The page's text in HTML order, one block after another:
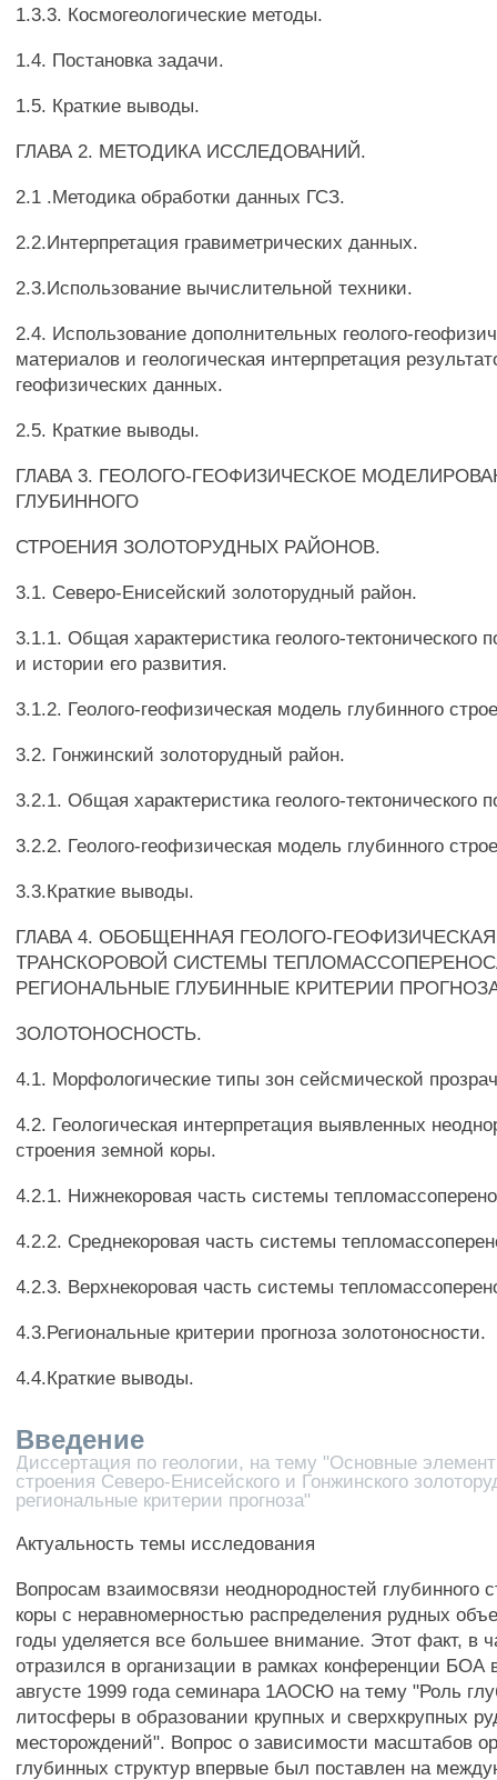
1.3.3. Космогеологические методы.
1.4. Постановка задачи.
1.5. Краткие выводы.
ГЛАВА 2. МЕТОДИКА ИССЛЕДОВАНИЙ.
2.1 .Методика обработки данных ГСЗ.
2.2.Интерпретация гравиметрических данных.
2.3.Использование вычислительной техники.
2.4. Использование дополнительных геолого-
материалов и геологическая интерпретация
геофизических данных.
2.5. Краткие выводы.
ГЛАВА 3. ГЕОЛОГО-ГЕОФИЗИЧЕСКОЕ
ГЛУБИННОГО
СТРОЕНИЯ ЗОЛОТОРУДНЫХ РАЙОНОВ.
3.1. Северо-Енисейский золоторудный район.
3.1.1. Общая характеристика геолого-тектонического
и истории его развития.
3.1.2. Геолого-геофизическая модель глубинного
3.2. Гонжинский золоторудный район.
3.2.1. Общая характеристика геолого-тектонического
3.2.2. Геолого-геофизическая модель глубинного
3.3.Краткие выводы.
ГЛАВА 4. ОБОБЩЕННАЯ ГЕОЛОГО-
ТРАНСКОРОВОЙ СИСТЕМЫ
РЕГИОНАЛЬНЫЕ ГЛУБИННЫЕ КРИТЕРИИ
ЗОЛОТОНОСНОСТЬ.
4.1. Морфологические типы зон сейсмической
4.2. Геологическая интерпретация выявленных
строения земной коры.
4.2.1. Нижнекоровая часть системы
4.2.2. Среднекоровая часть системы
4.2.3. Верхнекоровая часть системы
4.3.Региональные критерии прогноза золотоносности.
4.4.Краткие выводы.
Введение
Диссертация по геологии, на тему "Основные
строения Северо-Енисейского и Гонжинского
региональные критерии прогноза"
Актуальность темы исследования
Вопросам взаимосвязи неоднородностей глубинного
коры с неравномерностью распределения рудных
годы уделяется все большее внимание. Этот факт, в
отразился в организации в рамках конференции БОА
августе 1999 года семинара 1АОСЮ на тему "Роль
литосферы в образовании крупных и сверхкрупных
месторождений". Вопрос о зависимости масштабов
глубинных структур впервые был поставлен на